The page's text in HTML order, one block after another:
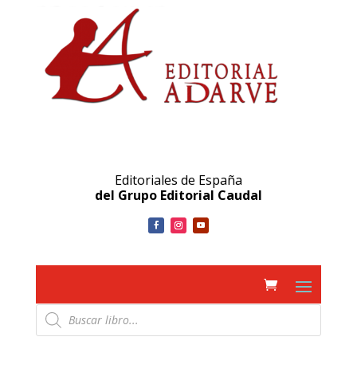
Editoriales de España
del Grupo Editorial Caudal
Búsqueda
de
productos